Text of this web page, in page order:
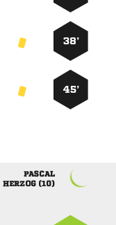
38’
45’

 